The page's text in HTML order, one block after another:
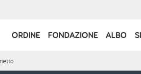
Navigazione
ORDINE FONDAZIONE ALBO